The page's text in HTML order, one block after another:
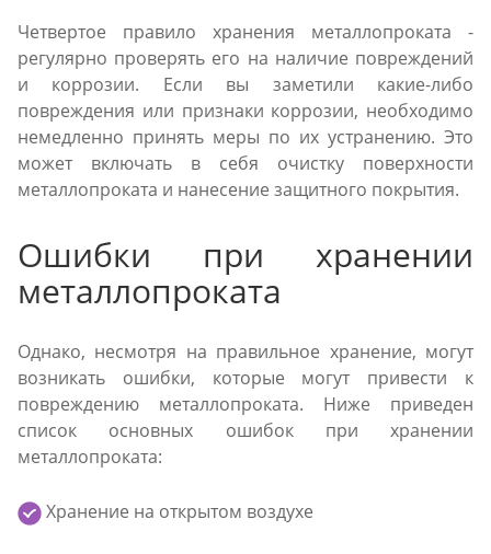
Четвертое правило хранения металлопроката -
регулярно проверять его на наличие повреждений
и коррозии. Если вы заметили какие-либо
повреждения или признаки коррозии, необходимо
немедленно принять меры по их устранению. Это
может включать в себя очистку поверхности
металлопроката и нанесение защитного покрытия.
Ошибки при хранении
металлопроката
Однако, несмотря на правильное хранение, могут
возникать ошибки, которые могут привести к
повреждению металлопроката. Ниже приведен
список основных ошибок при хранении
металлопроката:
Хранение на открытом воздухе